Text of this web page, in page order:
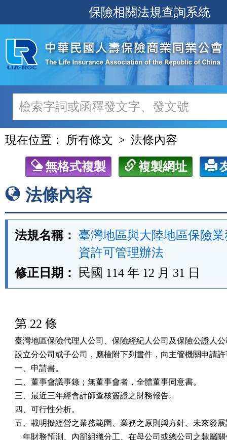
至
主
內
容
保險相關法規查詢系統
現在位置： 所有條文 法條內容
無格式複製 複製網址
法條內容
法規名稱： 臺灣地區與大陸地區保險
資許可管理辦法
修正日期：
民國 114 年 12 月 31 日
第 22 條
臺灣地區保險代理人公司、保險經紀人公司及保險公證人
設立分公司或子公司，應檢附下列書件，向主管機關申請
一、申請書。
二、董事會議事錄；無董事會者，全體董事同意書。
三、最近三年經會計師查核簽證之財務報告。
四、可行性分析。
五、載明擬經營之業務範圍、業務之原則與方針、未來發
年財務預測、內部組織分工、在母公司或總公司之隸屬